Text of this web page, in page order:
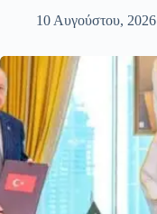
10 Αυγούστου, 2026